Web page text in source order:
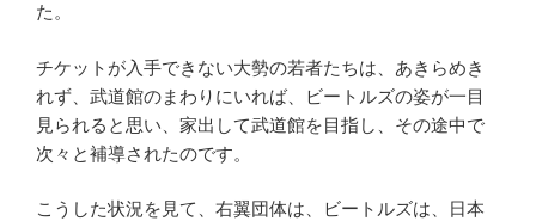
た。
チケットが入手できない大勢の若者たちは、あきらめき
れず、武道館のまわりにいれば、ビートルズの姿が一目
見られると思い、家出して武道館を目指し、その途中で
次々と補導されたのです。
こうした状況を見て、右翼団体は、ビートルズは、日本